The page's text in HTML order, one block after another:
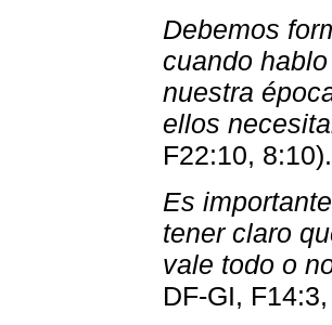
Debemos
cuando
nuestra
ellos
F22:10, 8:10).
Es
tener claro
vale todo o
DF-GI,